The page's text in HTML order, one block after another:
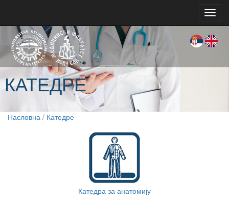
КАТЕДРЕ
Насловна / Катедре
Катедра за анатомију